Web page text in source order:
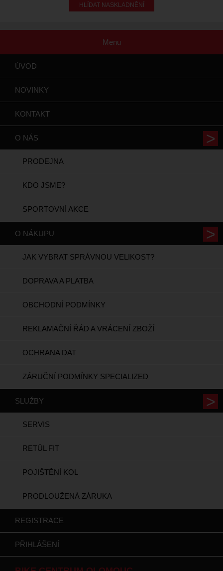
HLÍDAT NASKLADNĚNÍ
Menu
ÚVOD
NOVINKY
KONTAKT
O NÁS
PRODEJNA
KDO JSME?
SPORTOVNÍ AKCE
O NÁKUPU
JAK VYBRAT SPRÁVNOU VELIKOST?
DOPRAVA A PLATBA
OBCHODNÍ PODMÍNKY
REKLAMAČNÍ ŘÁD A VRÁCENÍ ZBOŽÍ
OCHRANA DAT
ZÁRUČNÍ PODMÍNKY SPECIALIZED
SLUŽBY
SERVIS
RETÜL FIT
POJIŠTĚNÍ KOL
PRODLOUŽENÁ ZÁRUKA
REGISTRACE
PŘIHLÁŠENÍ